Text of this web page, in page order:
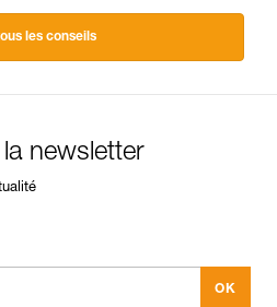
les conseils
newsletter